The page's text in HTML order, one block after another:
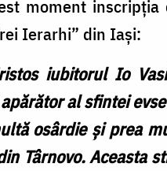
moment
Ierarhi” din Iași:
iubitorul Io
al sfintei
osârdie și prea
Târnovo.